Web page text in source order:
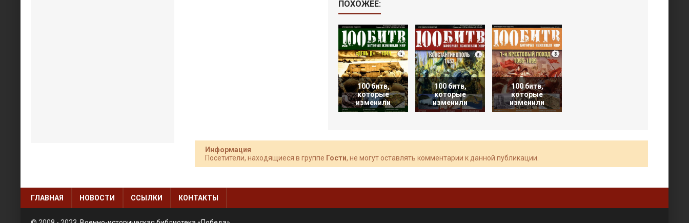
ПОХОЖЕЕ:
100 битв,
которые
изменили
100 битв,
которые
изменили
100 битв,
которые
изменили
Информация
Посетители, находящиеся в группе Гости, не могут оставлять комментарии к данной публикации.
ГЛАВНАЯ НОВОСТИ ССЫЛКИ КОНТАКТЫ